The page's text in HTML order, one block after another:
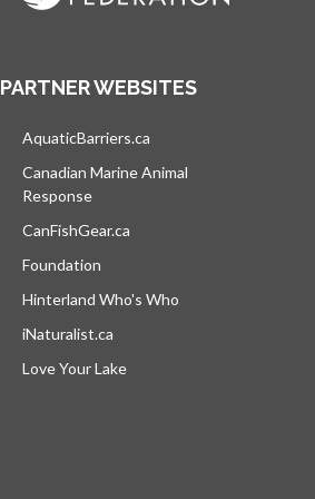
PARTNER WEBSITES
AquaticBarriers.ca
Canadian Marine Animal
Response
CanFishGear.ca
Foundation
Hinterland Who's Who
iNaturalist.ca
Love Your Lake